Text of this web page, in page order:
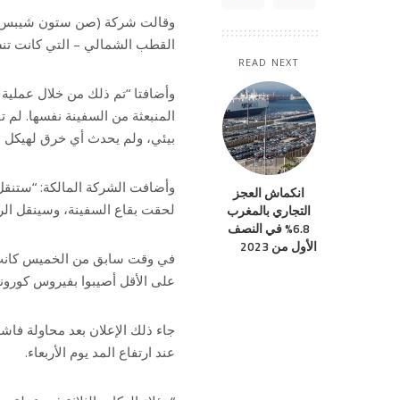
READ NEXT
انكماش العجز
التجاري بالمغرب
6.8% في النصف
وقالت شركة (صن ستون شيبس)،
القطب الشمالي – التي كانت
وأضافتا “تم ذلك من خلال
المنبعثة من السفينة نفسها.
بيئي، ولم يحدث أي خرق لهيكل
وأضافت الشركة المالكة:
لحقت بقاع السفينة، وسينقل
على الأقل أصيبوا بفيروس
جاء ذلك الإعلان بعد محاولة
عند ارتفاع المد يوم الأربعاء.